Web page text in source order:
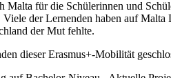
Malta für die Schülerinnen und
der Lernenden haben auf
der Mut fehlte.
dieser Erasmus+-Mobilität